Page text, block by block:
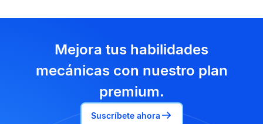
Mejora tus habilidades
mecánicas con nuestro plan
premium.
Suscríbete ahora